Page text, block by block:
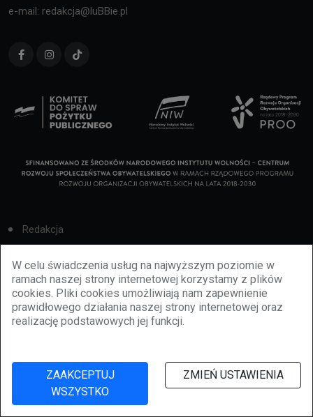
W celu świadczenia usług na najwyższym poziomie w
ramach naszej strony internetowej korzystamy z plików
cookies. Pliki cookies umożliwiają nam zapewnienie
prawidłowego działania naszej strony internetowej oraz
realizację podstawowych jej funkcji.
ZAAKCEPTUJ
WSZYSTKO
ZMIEŃ USTAWIENIA
e-mail: redakcja@luBBie.pl
Redakcja
Cookies
Reklama
BBiletomania